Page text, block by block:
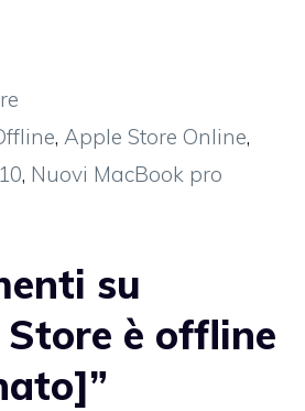
, Apple Store Online,
, Nuovi MacBook pro
su
Store è offline